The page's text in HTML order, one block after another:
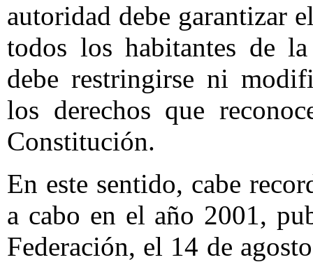
autoridad debe garantizar
todos los habitantes de
debe restringirse ni
los derechos que
Constitución.
En este sentido, cabe
a cabo en el año 2001,
Federación, el 14 de